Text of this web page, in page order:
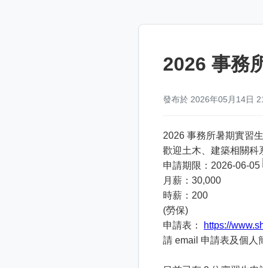
2026 事務
發布於 2026年05月14日
2026 事務所暑期實習
歡迎土木、建築相關科
申請期限：2026-06-05
月薪：30,000
時薪：200
(勞保)
申請表：
https://
請 email 申請表及個人